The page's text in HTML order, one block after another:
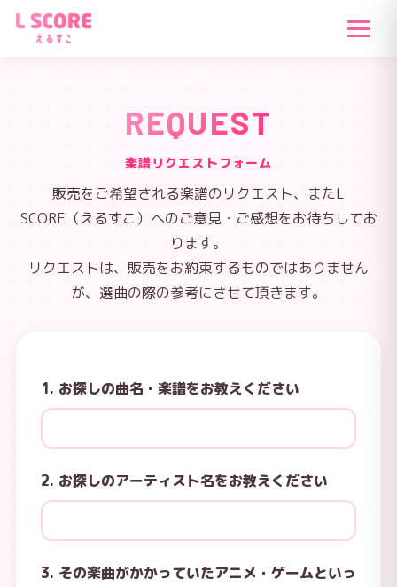
REQUEST
楽譜リクエストフォーム
販売をご希望される楽譜のリクエスト、またL
SCORE（えるすこ）へのご意見・ご感想をお待ちしてお
ります。
リクエストは、販売をお約束するものではありません
が、選曲の際の参考にさせて頂きます。
1. お探しの曲名・楽譜をお教えください
2. お探しのアーティスト名をお教えください
3. その楽曲がかかっていたアニメ・ゲームといっ